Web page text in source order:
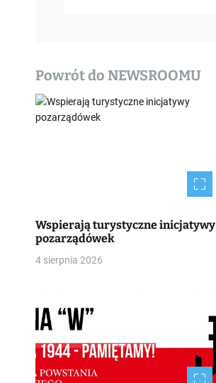
y
Powrót do NEWSROOMU
Wspierają turystyczne inicjatywy
pozarządówek
4 sierpnia 2026